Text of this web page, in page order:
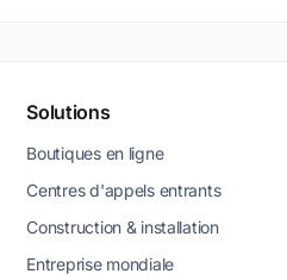
Solutions
Boutiques en ligne
Centres d'appels entrants
Construction & installation
Entreprise mondiale